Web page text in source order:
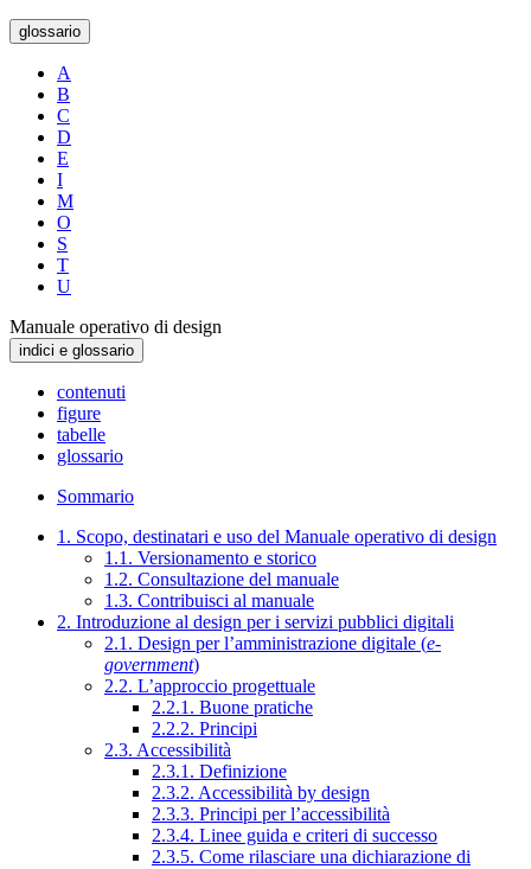
glossario
A
B
C
D
E
I
M
O
S
T
U
Manuale operativo di design
indici e glossario
contenuti
figure
tabelle
glossario
Sommario
1. Scopo, destinatari e uso del Manuale operativo di design
1.1. Versionamento e storico
1.2. Consultazione del manuale
1.3. Contribuisci al manuale
2. Introduzione al design per i servizi pubblici digitali
2.1. Design per l’amministrazione digitale (e-
government)
2.2. L’approccio progettuale
2.2.1. Buone pratiche
2.2.2. Principi
2.3. Accessibilità
2.3.1. Definizione
2.3.2. Accessibilità by design
2.3.3. Principi per l’accessibilità
2.3.4. Linee guida e criteri di successo
2.3.5. Come rilasciare una dichiarazione di